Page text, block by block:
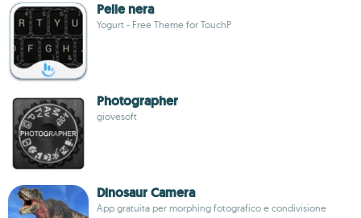
Pelle nera
Yogurt - Free Theme for TouchP
Photographer
giovesoft
Dinosaur Camera
App gratuita per morphing fotografico e condivisione